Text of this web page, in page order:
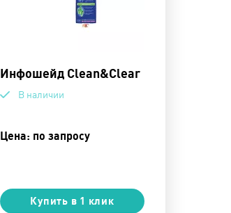
Инфошейд Clean&Clear
В наличии
Цена: по запросу
Купить в 1 клик